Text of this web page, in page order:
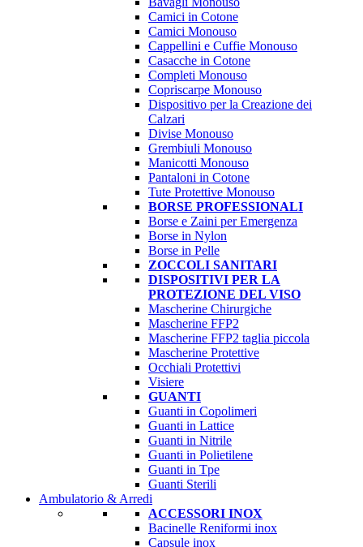
Camici in Cotone
Camici Monouso
Cappellini e Cuffie Monouso
Casacche in Cotone
Completi Monouso
Copriscarpe Monouso
Dispositivo per la Creazione dei
Calzari
Divise Monouso
Grembiuli Monouso
Manicotti Monouso
Pantaloni in Cotone
Tute Protettive Monouso
BORSE PROFESSIONALI
Borse e Zaini per Emergenza
Borse in Nylon
Borse in Pelle
ZOCCOLI SANITARI
DISPOSITIVI PER LA
PROTEZIONE DEL VISO
Mascherine Chirurgiche
Mascherine FFP2
Mascherine FFP2 taglia piccola
Mascherine Protettive
Occhiali Protettivi
Visiere
GUANTI
Guanti in Copolimeri
Guanti in Lattice
Guanti in Nitrile
Guanti in Polietilene
Guanti in Tpe
Guanti Sterili
Ambulatorio & Arredi
ACCESSORI INOX
Bacinelle Reniformi inox
Capsule inox